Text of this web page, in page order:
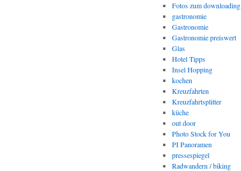
Fotos zum downloading
gastronomie
Gastronomie
Gastronomie preiswert
Glas
Hotel Tipps
Insel Hopping
kochen
Kreuzfahrten
Kreuzfahrtsplitter
küche
out door
Photo Stock for You
PI Panoramen
pressespiegel
Radwandern / biking